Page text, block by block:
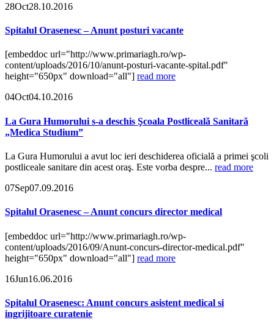
28Oct28.10.2016
Spitalul Orasenesc – Anunt posturi vacante
[embeddoc url="http://www.primariagh.ro/wp-
content/uploads/2016/10/anunt-posturi-vacante-spital.pdf"
height="650px" download="all"] read more
04Oct04.10.2016
La Gura Humorului s-a deschis Şcoala Postliceală Sanitară
„Medica Studium”
La Gura Humorului a avut loc ieri deschiderea oficială a primei şcoli
postliceale sanitare din acest oraş. Este vorba despre... read more
07Sep07.09.2016
Spitalul Orasenesc – Anunt concurs director medical
[embeddoc url="http://www.primariagh.ro/wp-
content/uploads/2016/09/Anunt-concurs-director-medical.pdf"
height="650px" download="all"] read more
16Jun16.06.2016
Spitalul Orasenesc: Anunt concurs asistent medical si
ingrijitoare curatenie